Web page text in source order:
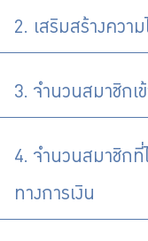
2. เสริมสร้างควา
3. จำนวนสมาชิกเ
4. จำนวนสมาชิกที่
ทางการเงิน